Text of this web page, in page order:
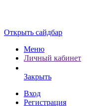
Открыть сайдбар
Меню
Личный кабинет
Закрыть
Вход
Регистрация